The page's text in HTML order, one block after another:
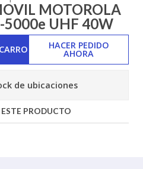
MOTOROLA
5000e UHF 40W
HACER PEDIDO
AHORA
de ubicaciones
PRODUCTO